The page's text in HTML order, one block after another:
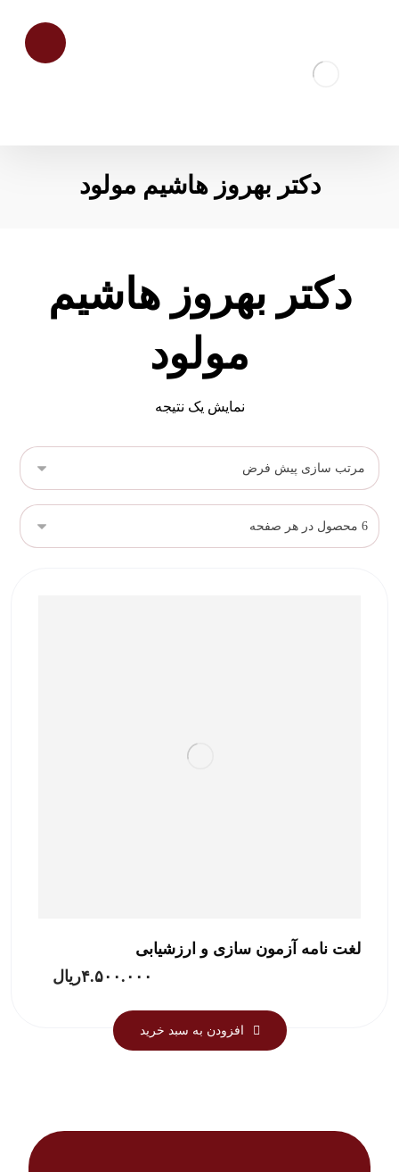
دکتر بهروز هاشیم مولود
دکتر بهروز هاشیم
مولود
نمایش یک نتیجه
لغت نامه آزمون سازی و ارزشیابی
۴.۵۰۰.۰۰۰ریال
افزودن به سبد خرید